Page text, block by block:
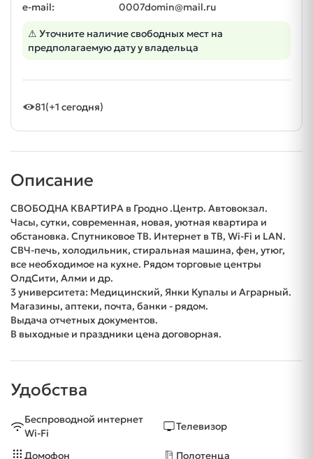
e-mail:
0007domin@mail.ru
⚠ Уточните наличие свободных мест на
предполагаемую дату у владельца
81(+1 сегодня)
Описание
СВОБОДНА КВАРТИРА в Гродно .Центр. Автовокзал.
Часы, сутки, современная, новая, уютная квартира и
обстановка. Спутниковое ТВ. Интернет в ТВ, Wi-Fi и LAN.
СВЧ-печь, холодильник, стиральная машина, фен, утюг,
все необходимое на кухне. Рядом торговые центры
ОлдСити, Алми и др.
3 университета: Медицинский, Янки Купалы и Аграрный.
Магазины, аптеки, почта, банки - рядом.
Выдача отчетных документов.
В выходные и праздники цена договорная.
Удобства
Беспроводной интернет
Wi-Fi
Телевизор
Домофон
Полотенца